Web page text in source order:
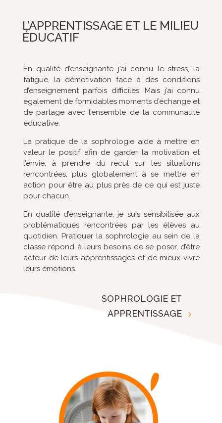
L’APPRENTISSAGE ET LE MILIEU
ÉDUCATIF
En qualité d’enseignante j’ai connu le stress, la
fatigue, la démotivation face à des conditions
d’enseignement parfois difficiles. Mais j’ai connu
également de formidables moments d’échange et
de partage avec l’ensemble de la communauté
éducative.
La pratique de la sophrologie aide à mettre en
valeur le positif afin de garder la motivation et
l’envie, à prendre du recul sur les situations
rencontrées, plus globalement à se mettre en
action pour être au plus près de ce qui est juste
pour chacun.
En qualité d’enseignante, je suis sensibilisée aux
problématiques rencontrées par les élèves au
quotidien. Pratiquer la sophrologie au sein de la
classe répond à leurs besoins de se poser, d’être
acteur de leurs apprentissages et de mieux vivre
leurs émotions.
SOPHROLOGIE ET
APPRENTISSAGE